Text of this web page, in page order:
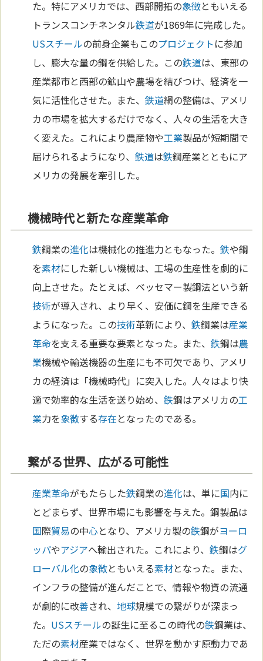
た。特にアメリカでは、西部開拓の象徴ともいえる
トランスコンチネンタル鉄道が1869年に完成した。
USスチールの前身企業もこのプロジェクトに参加
し、膨大な量の鋼を供給した。この鉄道は、東部の
産業都市と西部の鉱山や農場を結びつけ、経済を一
気に活性化させた。また、鉄道網の整備は、アメリ
カの市場を拡大するだけでなく、人々の生活を大き
く変えた。これにより農産物や工業製品が短期間で
届けられるようになり、鉄道は鉄鋼産業とともにア
メリカの発展を牽引した。
機械時代と新たな産業革命
鉄鋼業の進化は機械化の推進力ともなった。鉄や鋼
を素材にした新しい機械は、工場の生産性を劇的に
向上させた。たとえば、ベッセマー製鋼法という新
技術が導入され、より早く、安価に鋼を生産できる
ようになった。この技術革新により、鉄鋼業は産業
革命を支える重要な要素となった。また、鉄鋼は農
業機械や輸送機器の生産にも不可欠であり、アメリ
カの経済は「機械時代」に突入した。人々はより快
適で効率的な生活を送り始め、鉄鋼はアメリカの工
業力を象徴する存在となったのである。
繋がる世界、広がる可能性
産業革命がもたらした鉄鋼業の進化は、単に国内に
とどまらず、世界市場にも影響を与えた。鋼製品は
国際貿易の中心となり、アメリカ製の鉄鋼がヨーロ
ッパやアジアへ輸出された。これにより、鉄鋼はグ
ローバル化の象徴ともいえる素材となった。また、
インフラの整備が進んだことで、情報や物資の流通
が劇的に改善され、地球規模での繋がりが深まっ
た。 USスチールの誕生に至るこの時代の鉄鋼業は、
ただの素材産業ではなく、世界を動かす原動力であ